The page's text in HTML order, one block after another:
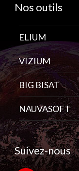
Nos outils
ELIUM
VIZIUM
BIG BISAT
NAUVASOFT
Suivez-nous